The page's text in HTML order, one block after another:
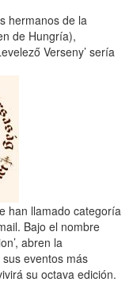
hermanos de la
de Hungría),
Verseny’ sería
han llamado categoría
Bajo el nombre
abren la
eventos más
su octava edición.